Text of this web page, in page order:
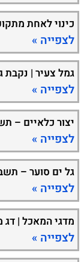
כינוי לאחת
לצפייה »
גמל צעיר |
לצפייה »
יצור כלאיים –
לצפייה »
גל ים סוער –
לצפייה »
מדגי המאכל |
לצפייה »